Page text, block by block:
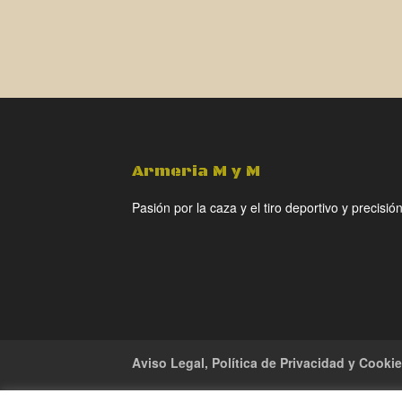
Armeria M y M
Pasión por la caza y el tiro deportivo y
Aviso Legal, Política de Privacidad y